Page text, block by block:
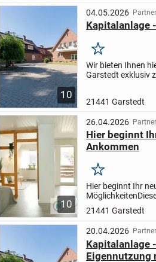
10
04.05.2026
Kapitalanlage
Merken
Wir bieten Ihnen
Garstedt exklusiv
21441 Garstedt
10
26.04.2026
Hier beginnt
Ankommen
Merken
Hier beginnt Ihr
Möglichkeiten
Ort, an dem
21441 Garstedt
20.04.2026
Kapitalanlage
Eigennutzung